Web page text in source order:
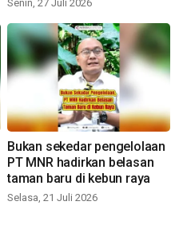
Senin, 27 Juli 2026
Bukan sekedar pengelolaan
PT MNR hadirkan belasan
taman baru di kebun raya
Selasa, 21 Juli 2026